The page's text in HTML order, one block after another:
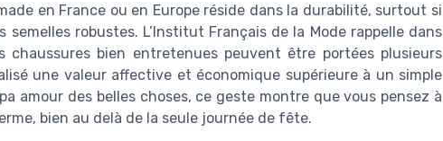
en France ou en Europe réside dans la durabilité, surtout si
robustes. L’Institut Français de la Mode rappelle dans
chaussures bien entretenues peuvent être portées plusieurs
une valeur affective et économique supérieure à un simple
amour des belles choses, ce geste montre que vous pensez à
bien au delà de la seule journée de fête.